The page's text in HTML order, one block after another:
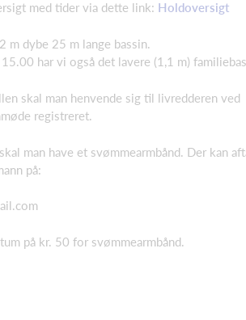
med tider via dette link: Holdoversigt
m dybe 25 m lange bassin.
har vi også det lavere (1,1 m)
skal man henvende sig til livredderen ved
registreret.
man have et svømmearmbånd. Der kan
på:
på kr. 50 for svømmearmbånd.